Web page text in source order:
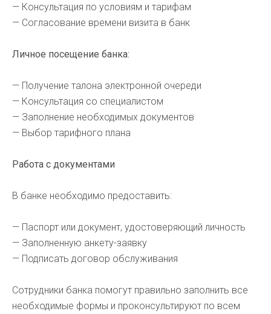
— Консультация по условиям и тарифам
— Согласование времени визита в банк
Личное посещение банка:
— Получение талона электронной очереди
— Консультация со специалистом
— Заполнение необходимых документов
— Выбор тарифного плана
Работа с документами
В банке необходимо предоставить:
— Паспорт или документ, удостоверяющий личность
— Заполненную анкету-заявку
— Подписать договор обслуживания
Сотрудники банка помогут правильно заполнить все
необходимые формы и проконсультируют по всем